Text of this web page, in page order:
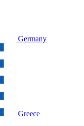
Germany
Greece